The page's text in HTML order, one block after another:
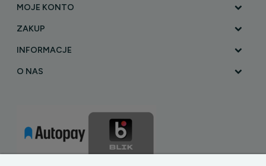
MOJE KONTO
ZAKUP
INFORMACJE
O NAS